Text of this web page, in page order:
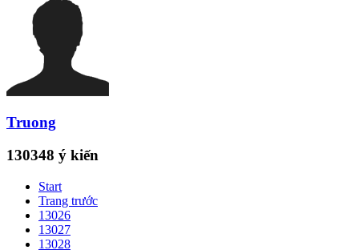
Truong
130348 ý kiến
Start
Trang trước
13026
13027
13028